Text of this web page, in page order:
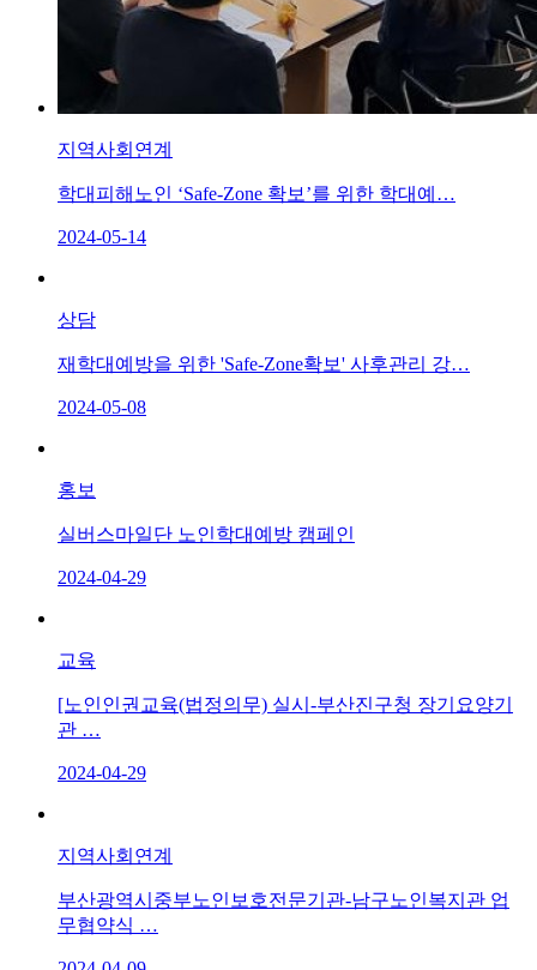
지역사회연계
학대피해노인 ‘Safe-Zone 확보’를 위한 학대예…
2024-05-14
상담
재학대예방을 위한 'Safe-Zone확보' 사후관리 강…
2024-05-08
홍보
실버스마일단 노인학대예방 캠페인
2024-04-29
교육
[노인인권교육(법정의무) 실시-부산진구청 장기요양기
관 …
2024-04-29
지역사회연계
부산광역시중부노인보호전문기관-남구노인복지관 업
무협약식 …